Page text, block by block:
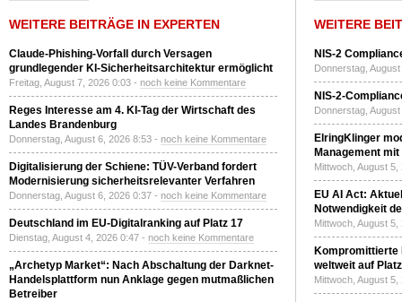
WEITERE BEITRÄGE IN EXPERTEN
Claude-Phishing-Vorfall durch Versagen
grundlegender KI-Sicherheitsarchitektur ermöglicht
Freitag, August 7, 2026 0:03 - noch keine Kommentare
Reges Interesse am 4. KI-Tag der Wirtschaft des
Landes Brandenburg
Donnerstag, August 6, 2026 8:53 - noch keine Kommentare
Digitalisierung der Schiene: TÜV-Verband fordert
Modernisierung sicherheitsrelevanter Verfahren
Donnerstag, August 6, 2026 0:37 - noch keine Kommentare
Deutschland im EU-Digitalranking auf Platz 17
Dienstag, August 4, 2026 0:47 - noch keine Kommentare
„Archetyp Market“: Nach Abschaltung der Darknet-
Handelsplattform nun Anklage gegen mutmaßlichen
Betreiber
WEITERE
NIS-2
Donnerstag,
NIS-2-
Donnerstag,
ElringKlinger
Management
Mittwoch, August
EU AI Act:
Notwendigkeit
Mittwoch, August
Kompromittierte
weltweit auf
Mittwoch, August